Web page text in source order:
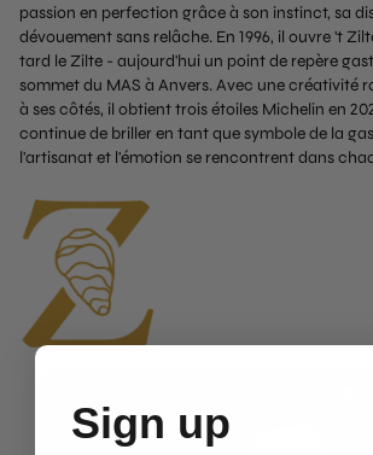
passion en perfection grâce à son instinct, sa
dévouement sans relâche. En 1996, il ouvre 't
tard le Zilte - aujourd'hui un point de repère
sommet du MAS à Anvers. Avec une créativité
à ses côtés, il obtient trois étoiles Michelin en
continue de briller en tant que symbole de la
l'artisanat et l'émotion se rencontrent dans
Sign up